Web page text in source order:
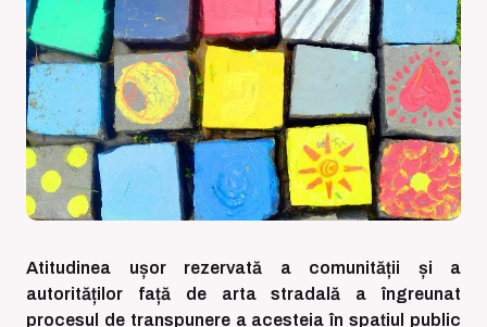
Atitudinea ușor rezervată a comunității și a
autorităților față de arta stradală a îngreunat
procesul de transpunere a acesteia în spațiul public